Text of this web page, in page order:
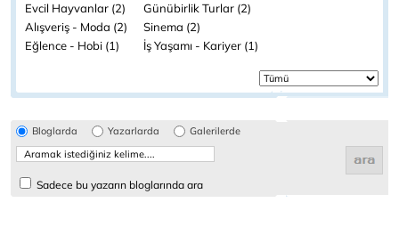
Evcil Hayvanlar (2)
Günübirlik Turlar (2)
Alışveriş - Moda (2)
Sinema (2)
Eğlence - Hobi (1)
İş Yaşamı - Kariyer (1)
Bloglarda Yazarlarda Galerilerde
Sadece bu yazarın bloglarında ara